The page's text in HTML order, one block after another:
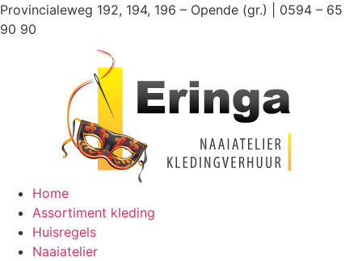
Ga
naar
Provincialeweg 192, 194, 196 – Opende (gr.) | 0594 – 65
90 90
Home
Assortiment kleding
Huisregels
Naaiatelier